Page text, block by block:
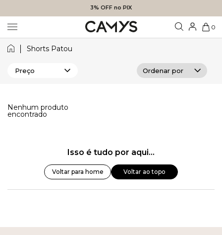
3% OFF no PIX
0
Shorts Patou
Preço
Nenhum produto
encontrado
Isso é tudo por aqui...
Voltar para home Voltar ao topo